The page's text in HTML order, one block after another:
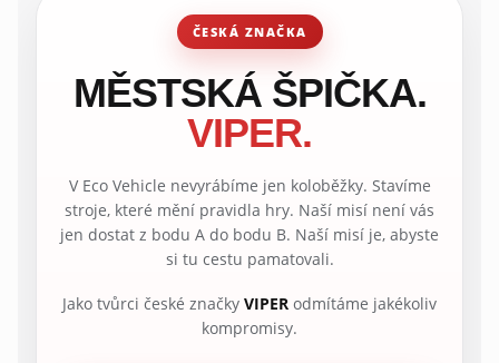
ČESKÁ ZNAČKA
MĚSTSKÁ ŠPIČKA.
VIPER.
V Eco Vehicle nevyrábíme jen koloběžky. Stavíme
stroje, které mění pravidla hry. Naší misí není vás
jen dostat z bodu A do bodu B. Naší misí je, abyste
si tu cestu pamatovali.
Jako tvůrci české značky VIPER odmítáme jakékoliv
kompromisy.